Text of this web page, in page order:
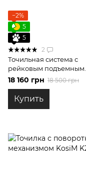
−2%
5
5
2
Точильная система с
рейковым подъемным
механизмом KosiM
18 160 грн 18 500 грн
Купить